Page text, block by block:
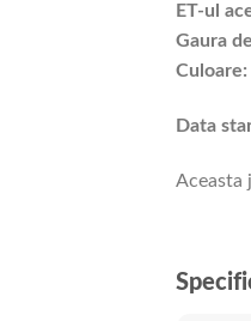
ET-ul
Gaura
Culoare:
Data
Aceasta